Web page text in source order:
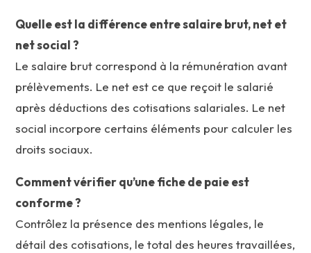
Quelle est la différence entre salaire brut, net et
net social ?
Le salaire brut correspond à la rémunération avant
prélèvements. Le net est ce que reçoit le salarié
après déductions des cotisations salariales. Le net
social incorpore certains éléments pour calculer les
droits sociaux.
Comment vérifier qu’une fiche de paie est
conforme ?
Contrôlez la présence des mentions légales, le
détail des cotisations, le total des heures travaillées,